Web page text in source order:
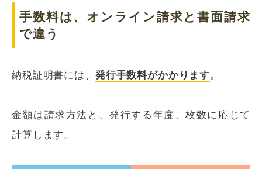
手数料は、オンライン請求と書面請求
で違う
納税証明書には、 発行手数料がかかります。
金額は請求方法と、発行する年度、枚数に応じて
計算します。